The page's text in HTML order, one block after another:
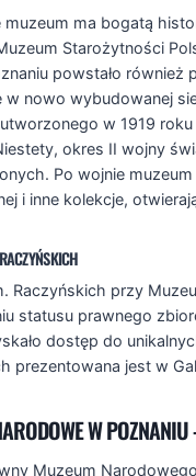
muzeum ma bogatą
Starożytności
powstało również
w nowo wybudowanej
w 1919
okres II wojny
Po wojnie
i inne kolekcje,
Raczyńskich przy
statusu prawnego
dostęp do
prezentowana jest w
W
Muzeum